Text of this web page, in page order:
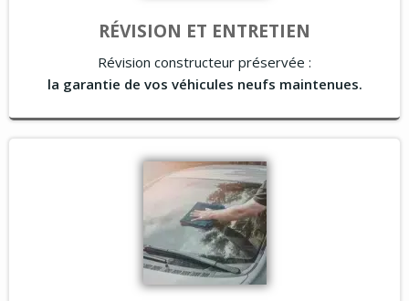
RÉVISION ET ENTRETIEN
Révision constructeur préservée :
la garantie de vos véhicules neufs maintenues.